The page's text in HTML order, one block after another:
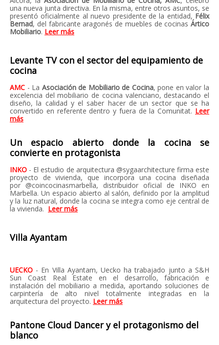
una nueva junta directiva. En la misma, entre otros asuntos, se
presentó oficialmente al nuevo presidente de la entidad, Félix
Bernad, del fabricante aragonés de muebles de cocinas Ártico
Mobiliario. Leer más
Levante TV con el sector del equipamiento de
cocina
AMC - La Asociación de Mobiliario de Cocina, pone en valor la
excelencia del mobiliario de cocina valenciano, destacando el
diseño, la calidad y el saber hacer de un sector que se ha
convertido en referente dentro y fuera de la Comunitat. Leer
más
Un espacio abierto donde la cocina se
convierte en protagonista
INKO - El estudio de arquitectura @sygaarchitecture firma este
proyecto de vivienda, que incorpora una cocina diseñada
por @coincocinasmarbella, distribuidor oficial de INKO en
Marbella. Un espacio abierto al salón, definido por la amplitud
y la luz natural, donde la cocina se integra como eje central de
la vivienda. Leer más
Villa Ayantam
UECKO - En Villa Ayantam, Uecko ha trabajado junto a S&H
Sun Coast Real Estate en el desarrollo, fabricación e
instalación del mobiliario a medida, aportando soluciones de
carpintería de alto nivel totalmente integradas en la
arquitectura del proyecto. Leer más
Pantone Cloud Dancer y el protagonismo del
blanco